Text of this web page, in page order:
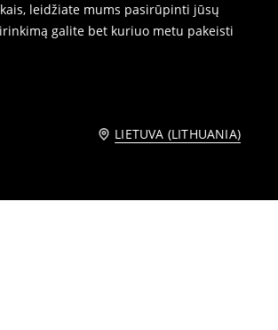
leidžiate mums pasirūpinti jūsų
galite bet kuriuo metu pakeisti
LIETUVA (LITHUANIA)